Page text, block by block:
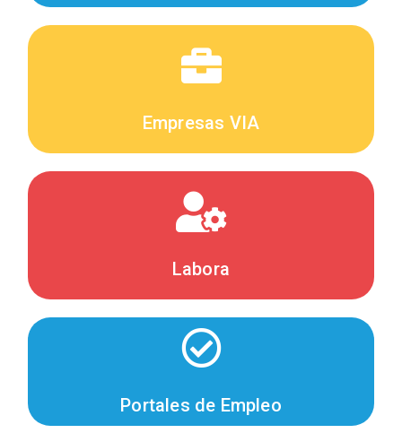
Empresas VIA
Labora
Portales de Empleo